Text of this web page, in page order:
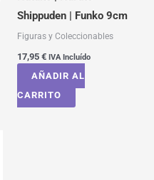
Shippuden | Funko 9cm
Figuras y Coleccionables
17,95 € IVA Incluído
AÑADIR AL
CARRITO